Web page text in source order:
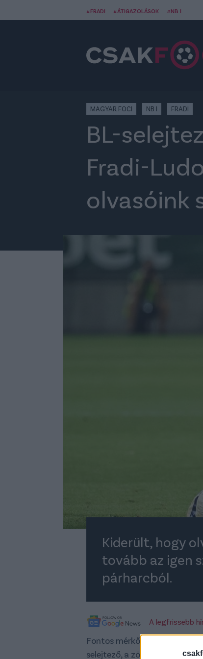
#FRADI #ÁTIGAZOLÁSOK #NB I
MAGYAR FOCI NB I FRADI
BL-
Fradi-
olvasóink
Kiderült, hogy
tovább az igen
párharcból.
A legfrissebb
Fontos mérkőzéssel
selejtező, a zöld-fehérek